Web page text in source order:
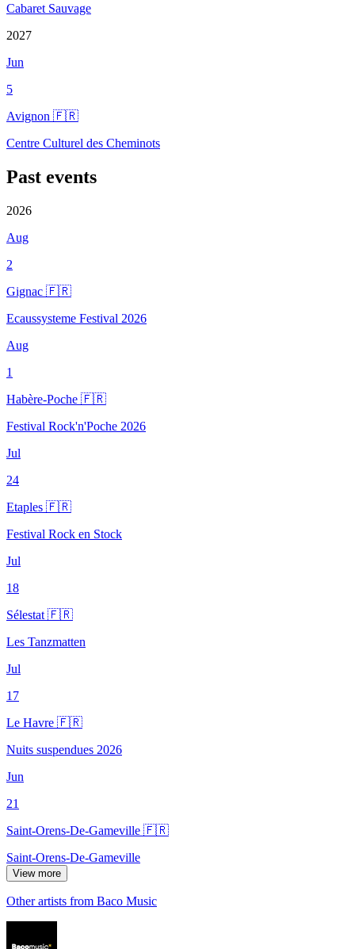
Cabaret Sauvage
2027
Jun
5
Avignon 🇫🇷
Centre Culturel des Cheminots
Past events
2026
Aug
2
Gignac 🇫🇷
Ecaussysteme Festival 2026
Aug
1
Habère-Poche 🇫🇷
Festival Rock'n'Poche 2026
Jul
24
Etaples 🇫🇷
Festival Rock en Stock
Jul
18
Sélestat 🇫🇷
Les Tanzmatten
Jul
17
Le Havre 🇫🇷
Nuits suspendues 2026
Jun
21
Saint-Orens-De-Gameville 🇫🇷
Saint-Orens-De-Gameville
View more
Other artists from Baco Music